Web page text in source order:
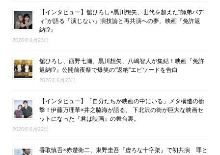
【インタビュー】舘ひろし×黒川想矢、世代を超えた“師弟バデ
ィ”が語る「演じない」演技論と再共演への夢。映画『免許返
納!?』
2026年6月23日
舘ひろし、西野七瀬、黒川想矢、八嶋智人が集結！映画『免許
返納!?』公開前夜祭で爆笑の“返納”エピソードを告白
2026年6月23日
【インタビュー】「自分たちが映画の中にいる」メタ構造の衝
撃！伊藤万理華×井之脇海が語る、 下北沢の街が巨大な映画セ
ットになった『君は映画』の舞台裏。
2026年6月22日
香取慎吾×赤楚衛二、東野圭吾『虚ろな十字架』で初共演 罪と